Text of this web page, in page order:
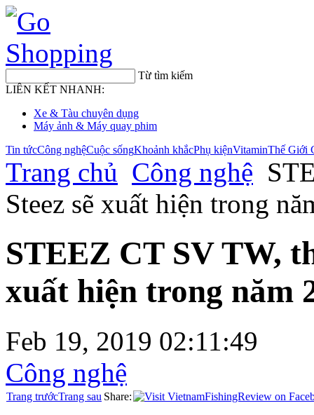
Từ tìm kiếm
LIÊN KẾT NHANH:
Xe & Tàu chuyên dụng
Máy ảnh & Máy quay phim
Tin tứcCông nghệCuộc sốngKhoảnh khắcPhụ kiệnVitaminThế Giới
Trang chủ Công nghệ
Steez sẽ xuất hiện trong
STEEZ CT SV TW,
xuất hiện trong năm
Feb 19, 2019 02:11:49
Công nghệ
Trang trướcTrang sau Share: